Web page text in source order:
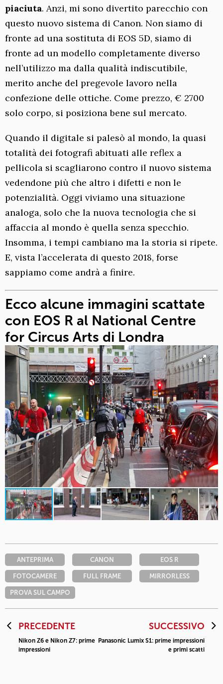
piaciuta. Anzi, mi sono divertito parecchio con
questo nuovo sistema di Canon. Non siamo di
fronte ad una sostituta di EOS 5D, siamo di
fronte ad un modello completamente diverso
nell’utilizzo ma dalla qualità indiscutibile,
merito anche del pregevole lavoro nella
confezione delle ottiche. Come prezzo, € 2700
solo corpo, si posiziona bene sul mercato.
Quando il digitale si palesò al mondo, la quasi
totalità dei fotografi abituati alle reflex a
pellicola si scagliarono contro il nuovo sistema
vedendone più che altro i difetti e non le
potenzialità. Oggi viviamo una situazione
analoga, solo che la nuova tecnologia che si
affaccia al mondo è quella senza specchio.
Insomma, i tempi cambiano ma la storia si ripete.
E, vista l’accelerata di questo 2018, forse
sappiamo come andrà a finire.
Ecco alcune immagini scattate
con EOS R al National Centre
for Circus Arts di Londra
ANTEPRIMA CANON EOS R
FOTOCAMERE FULL FRAME MIRRORLESS
PROVA SUL CAMPO
PRECEDENTE
Nikon Z6 e Nikon Z7: prime
impressioni
SUCCESSIVO
Panasonic Lumix S1: prime impressioni
e primi scatti